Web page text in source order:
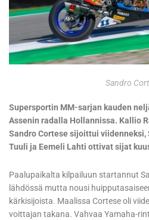
Sandro
Supersportin MM-sarjan kauden
Assenin radalla Hollannissa. Kallio
Sandro Cortese sijoittui
Tuuli ja Eemeli Lahti ottivat sijat
Paalupaikalta kilpailuun startannut
lähdössä mutta nousi
kärkisijoista. Maalissa Cortese oli
voittajan takana. Vahvaa Yamaha-